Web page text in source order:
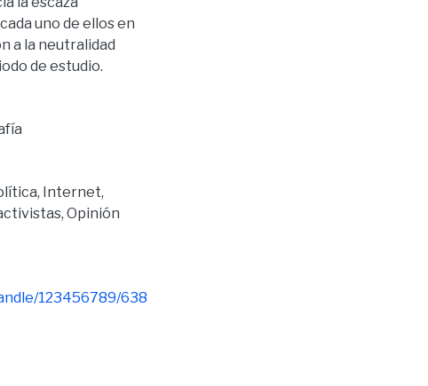
uno de ellos en
a la neutralidad
de estudio.
, Internet,
, Opinión
123456789/638